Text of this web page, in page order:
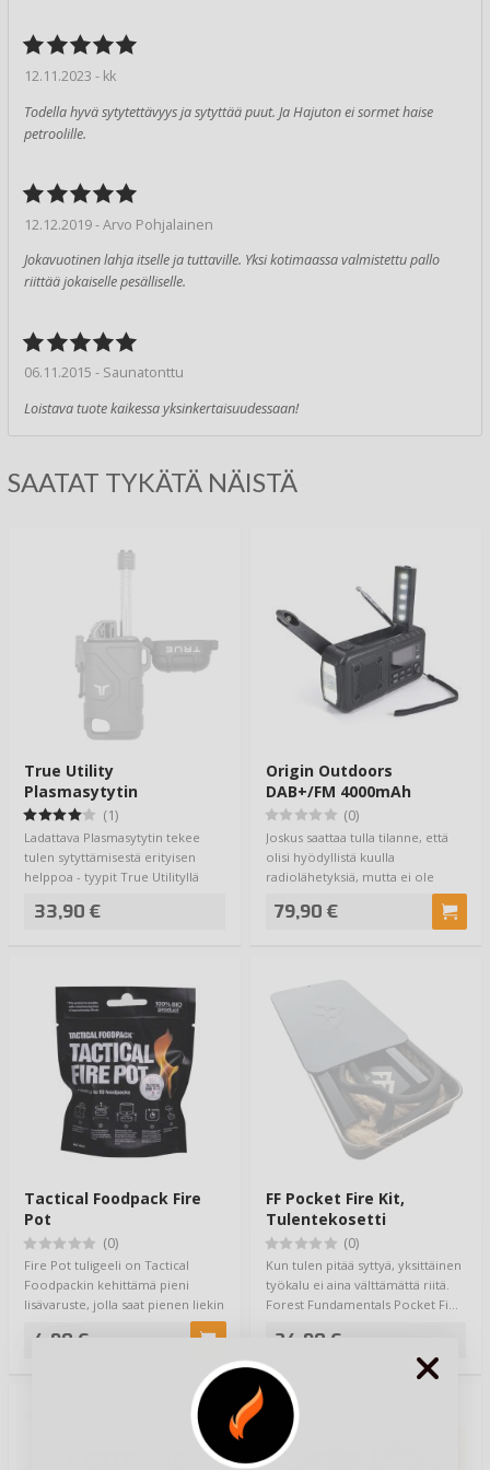
12.11.2023 - kk
Todella hyvä sytytettävyys ja sytyttää puut. Ja Hajuton ei sormet haise
petroolille.
12.12.2019 - Arvo Pohjalainen
Jokavuotinen lahja itselle ja tuttaville. Yksi kotimaassa valmistettu pallo
riittää jokaiselle pesälliselle.
06.11.2015 - Saunatonttu
Loistava tuote kaikessa yksinkertaisuudessaan!
SAATAT TYKÄTÄ NÄISTÄ
True Utility
Plasmasytytin
(1)
Ladattava Plasmasytytin tekee
tulen sytyttämisestä erityisen
helppoa - tyypit True Utilityllä
33,90 €
Origin Outdoors
DAB+/FM 4000mAh
Veivattava Hätäradio
(0)
Joskus saattaa tulla tilanne, että
olisi hyödyllistä kuulla
radiolähetyksiä, mutta ei ole
79,90 €
Tactical Foodpack Fire
Pot
(0)
Fire Pot tuligeeli on Tactical
Foodpackin kehittämä pieni
lisävaruste, jolla saat pienen liekin
4,90 €
FF Pocket Fire Kit,
Tulentekosetti
(0)
Kun tulen pitää syttyä, yksittäinen
työkalu ei aina välttämättä riitä.
Forest Fundamentals Pocket Fi…
24,90 €